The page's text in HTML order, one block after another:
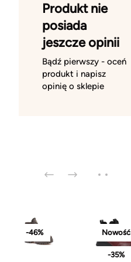
Produkt nie
posiada
jeszcze opinii
Bądź pierwszy - oceń
produkt i napisz
opinię o sklepie
-46% Nowość
-35%